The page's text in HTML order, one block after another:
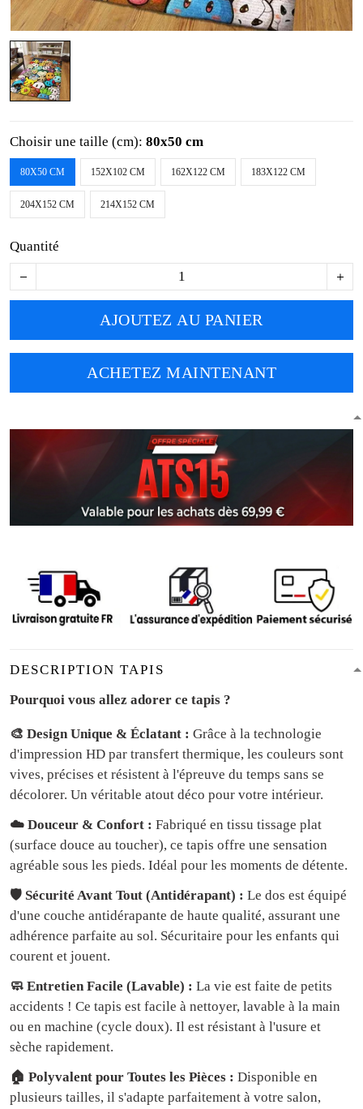
Choisir une taille (cm): 80x50 cm
80X50 CM 152X102 CM 162X122 CM 183X122 CM
204X152 CM 214X152 CM
Quantité
AJOUTEZ AU PANIER
ACHETEZ MAINTENANT
DESCRIPTION TAPIS
Pourquoi vous allez adorer ce tapis ?
🎨 Design Unique & Éclatant : Grâce à la technologie
d'impression HD par transfert thermique, les couleurs sont
vives, précises et résistent à l'épreuve du temps sans se
décolorer. Un véritable atout déco pour votre intérieur.
☁️ Douceur & Confort : Fabriqué en tissu tissage plat
(surface douce au toucher), ce tapis offre une sensation
agréable sous les pieds. Idéal pour les moments de détente.
🛡️ Sécurité Avant Tout (Antidérapant) : Le dos est équipé
d'une couche antidérapante de haute qualité, assurant une
adhérence parfaite au sol. Sécuritaire pour les enfants qui
courent et jouent.
🧼 Entretien Facile (Lavable) : La vie est faite de petits
accidents ! Ce tapis est facile à nettoyer, lavable à la main
ou en machine (cycle doux). Il est résistant à l'usure et
sèche rapidement.
🏠 Polyvalent pour Toutes les Pièces : Disponible en
plusieurs tailles, il s'adapte parfaitement à votre salon,